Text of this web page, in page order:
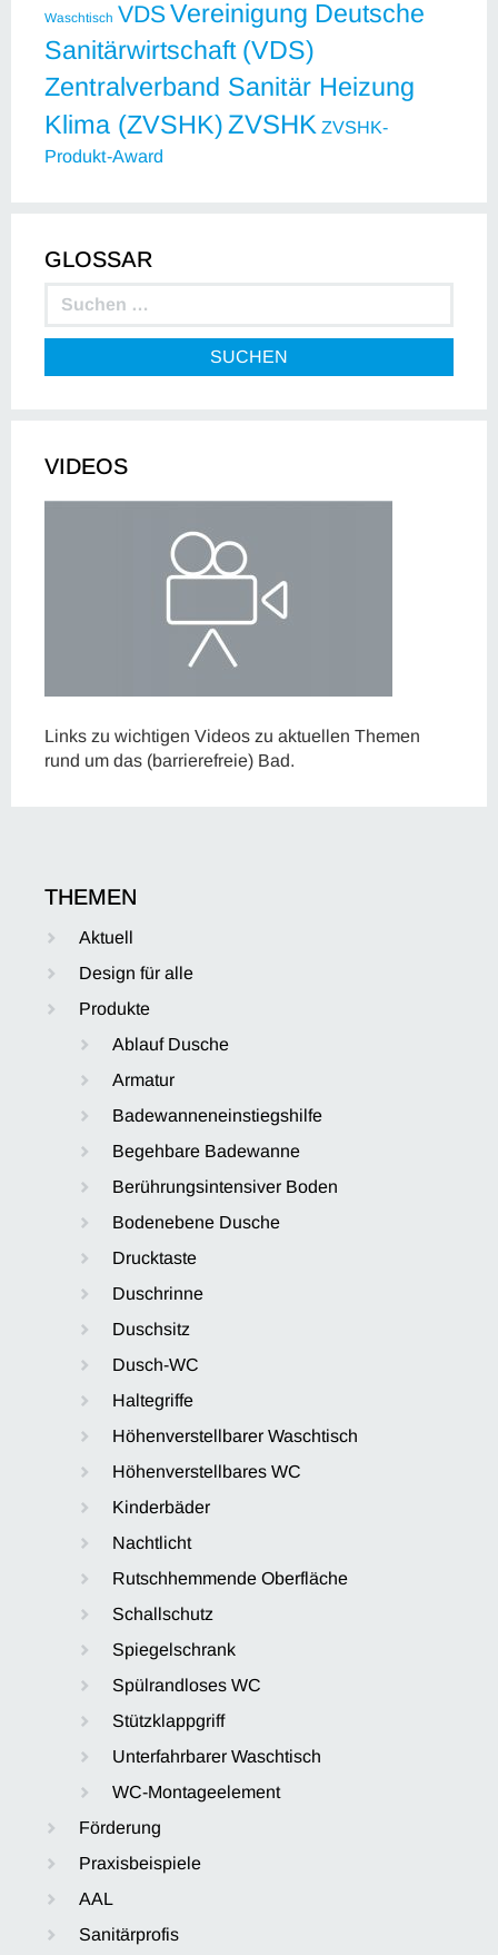
Waschtisch VDSVereinigung Deutsche
Sanitärwirtschaft (VDS)
Zentralverband Sanitär Heizung
Klima (ZVSHK)ZVSHK ZVSHK-
Produkt-Award
GLOSSAR
SUCHEN
VIDEOS
Links zu wichtigen Videos zu aktuellen Themen
rund um das (barrierefreie) Bad.
THEMEN
Aktuell
Design für alle
Produkte
Ablauf Dusche
Armatur
Badewanneneinstiegshilfe
Begehbare Badewanne
Berührungsintensiver Boden
Bodenebene Dusche
Drucktaste
Duschrinne
Duschsitz
Dusch-WC
Haltegriffe
Höhenverstellbarer Waschtisch
Höhenverstellbares WC
Kinderbäder
Nachtlicht
Rutschhemmende Oberfläche
Schallschutz
Spiegelschrank
Spülrandloses WC
Stützklappgriff
Unterfahrbarer Waschtisch
WC-Montageelement
Förderung
Praxisbeispiele
AAL
Sanitärprofis